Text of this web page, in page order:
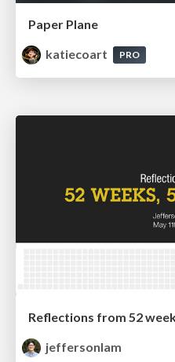
Paper Plane
katiecoart
PRO
Reflections from 52
jeffersonlam